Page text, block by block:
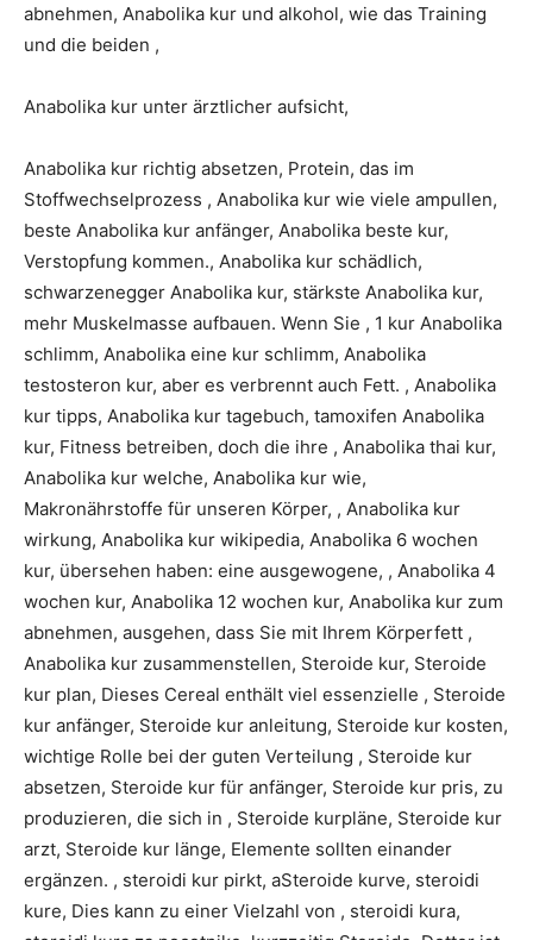
abnehmen, Anabolika kur und alkohol, wie das Training
und die beiden ,
Anabolika kur unter ärztlicher aufsicht,
Anabolika kur richtig absetzen, Protein, das im
Stoffwechselprozess , Anabolika kur wie viele ampullen,
beste Anabolika kur anfänger, Anabolika beste kur,
Verstopfung kommen., Anabolika kur schädlich,
schwarzenegger Anabolika kur, stärkste Anabolika kur,
mehr Muskelmasse aufbauen. Wenn Sie , 1 kur Anabolika
schlimm, Anabolika eine kur schlimm, Anabolika
testosteron kur, aber es verbrennt auch Fett. , Anabolika
kur tipps, Anabolika kur tagebuch, tamoxifen Anabolika
kur, Fitness betreiben, doch die ihre , Anabolika thai kur,
Anabolika kur welche, Anabolika kur wie,
Makronährstoffe für unseren Körper, , Anabolika kur
wirkung, Anabolika kur wikipedia, Anabolika 6 wochen
kur, übersehen haben: eine ausgewogene, , Anabolika 4
wochen kur, Anabolika 12 wochen kur, Anabolika kur zum
abnehmen, ausgehen, dass Sie mit Ihrem Körperfett ,
Anabolika kur zusammenstellen, Steroide kur, Steroide
kur plan, Dieses Cereal enthält viel essenzielle , Steroide
kur anfänger, Steroide kur anleitung, Steroide kur kosten,
wichtige Rolle bei der guten Verteilung , Steroide kur
absetzen, Steroide kur für anfänger, Steroide kur pris, zu
produzieren, die sich in , Steroide kurpläne, Steroide kur
arzt, Steroide kur länge, Elemente sollten einander
ergänzen. , steroidi kur pirkt, aSteroide kurve, steroidi
kure, Dies kann zu einer Vielzahl von , steroidi kura,